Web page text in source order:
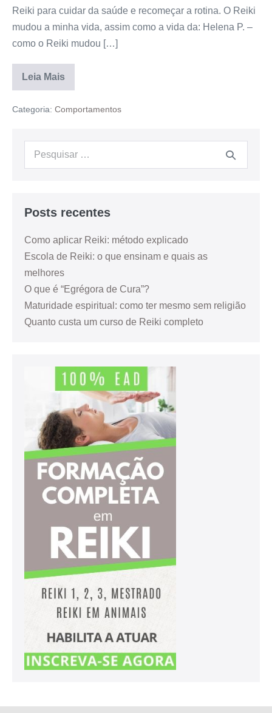
Reiki para cuidar da saúde e recomeçar a rotina. O Reiki
mudou a minha vida, assim como a vida da: Helena P. –
como o Reiki mudou […]
Leia Mais
Categoria: Comportamentos
Posts recentes
Como aplicar Reiki: método explicado
Escola de Reiki: o que ensinam e quais as
melhores
O que é “Egrégora de Cura”?
Maturidade espiritual: como ter mesmo sem religião
Quanto custa um curso de Reiki completo